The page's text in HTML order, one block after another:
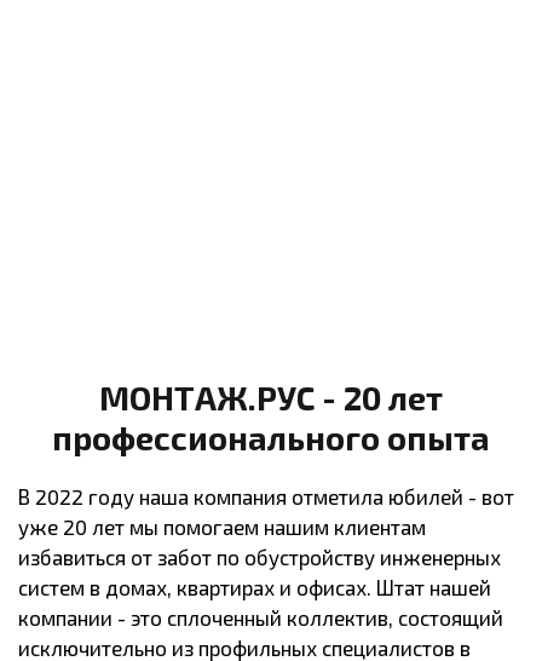
МОНТАЖ.РУС - 20 лет
профессионального опыта
В 2022 году наша компания отметила юбилей - вот
уже 20 лет мы помогаем нашим клиентам
избавиться от забот по обустройству инженерных
систем в домах, квартирах и офисах. Штат нашей
компании - это сплоченный коллектив, состоящий
исключительно из профильных специалистов в